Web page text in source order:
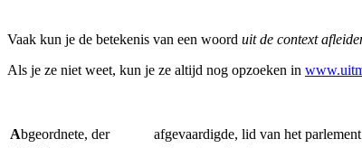
Vaak kun je de betekenis van een woord uit de context
Als je ze niet weet, kun je ze altijd nog opzoeken in
Abgeordnete, der
afgevaardigde, lid van het parlement